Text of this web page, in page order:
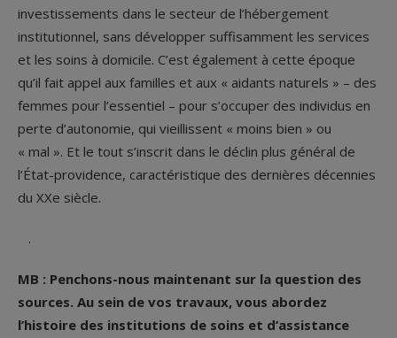
investissements dans le secteur de l’hébergement
institutionnel, sans développer suffisamment les services
et les soins à domicile. C’est également à cette époque
qu’il fait appel aux familles et aux « aidants naturels » – des
femmes pour l’essentiel – pour s’occuper des individus en
perte d’autonomie, qui vieillissent « moins bien » ou
« mal ». Et le tout s’inscrit dans le déclin plus général de
l’État-providence, caractéristique des dernières décennies
du XXe siècle.
.
MB : Penchons-nous maintenant sur la question des
sources. Au sein de vos travaux, vous abordez
l’histoire des institutions de soins et d’assistance